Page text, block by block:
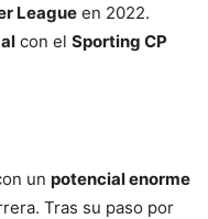
League en 2022.
con el Sporting CP
un potencial enorme
Tras su paso por